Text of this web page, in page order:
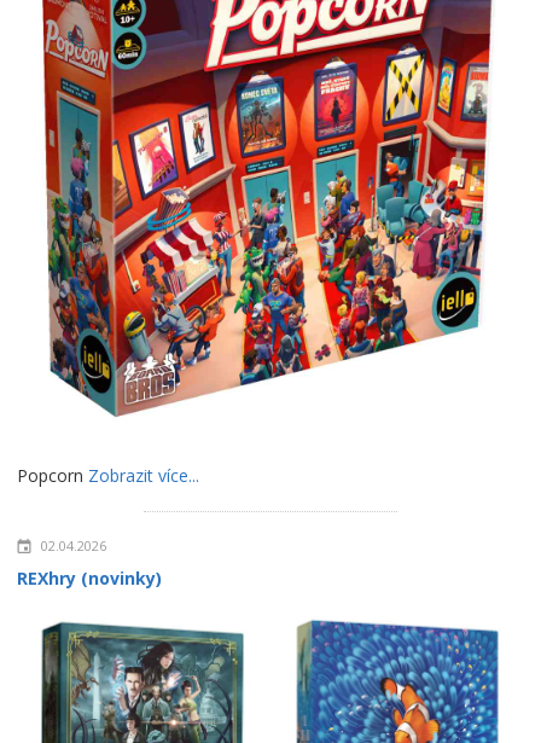
Popcorn Zobrazit více...
02.04.2026
REXhry (novinky)